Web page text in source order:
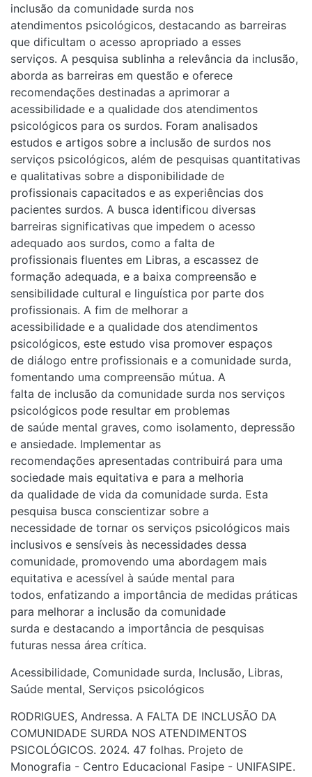
inclusão da comunidade surda nos
atendimentos psicológicos, destacando as barreiras que
dificultam o acesso apropriado a esses
serviços. A pesquisa sublinha a relevância da inclusão,
aborda as barreiras em questão e oferece
recomendações destinadas a aprimorar a acessibilidade e a
qualidade dos atendimentos
psicológicos para os surdos. Foram analisados estudos e
artigos sobre a inclusão de surdos nos
serviços psicológicos, além de pesquisas quantitativas e
qualitativas sobre a disponibilidade de
profissionais capacitados e as experiências dos pacientes
surdos. A busca identificou diversas
barreiras significativas que impedem o acesso adequado
aos surdos, como a falta de
profissionais fluentes em Libras, a escassez de formação
adequada, e a baixa compreensão e
sensibilidade cultural e linguística por parte dos
profissionais. A fim de melhorar a
acessibilidade e a qualidade dos atendimentos psicológicos,
este estudo visa promover espaços
de diálogo entre profissionais e a comunidade surda,
fomentando uma compreensão mútua. A
falta de inclusão da comunidade surda nos serviços
psicológicos pode resultar em problemas
de saúde mental graves, como isolamento, depressão e
ansiedade. Implementar as
recomendações apresentadas contribuirá para uma
sociedade mais equitativa e para a melhoria
da qualidade de vida da comunidade surda. Esta pesquisa
busca conscientizar sobre a
necessidade de tornar os serviços psicológicos mais
inclusivos e sensíveis às necessidades dessa
comunidade, promovendo uma abordagem mais equitativa e
acessível à saúde mental para
todos, enfatizando a importância de medidas práticas para
melhorar a inclusão da comunidade
surda e destacando a importância de pesquisas futuras
nessa área crítica.
Acessibilidade,Comunidade surda,Inclusão,Libras,Saúde
mental ,Serviços psicológicos
RODRIGUES, Andressa. A FALTA DE INCLUSÃO DA
COMUNIDADE SURDA NOS ATENDIMENTOS
PSICOLÓGICOS. 2024. 47 folhas. Projeto de Monografia -
Centro Educacional Fasipe - UNIFASIPE.